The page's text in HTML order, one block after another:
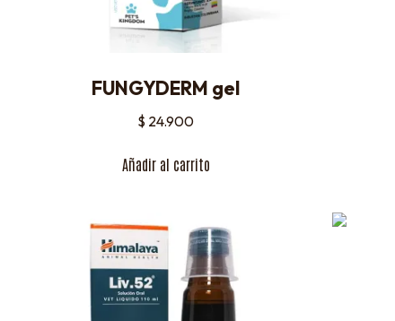
FUNGYDERM gel
$ 24.900
Añadir al carrito